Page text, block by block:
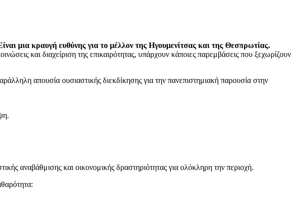
μια κραυγή ευθύνης για το μέλλον της Ηγουμενίτσας και της Θεσπρωτίας.
και διαχείριση της επικαιρότητας, υπάρχουν κάποιες παρεμβάσεις που ξεχωρίζουν
απουσία ουσιαστικής διεκδίκησης για την πανεπιστημιακή παρουσία στην
αναβάθμισης και οικονομικής δραστηριότητας για ολόκληρη την περιοχή.